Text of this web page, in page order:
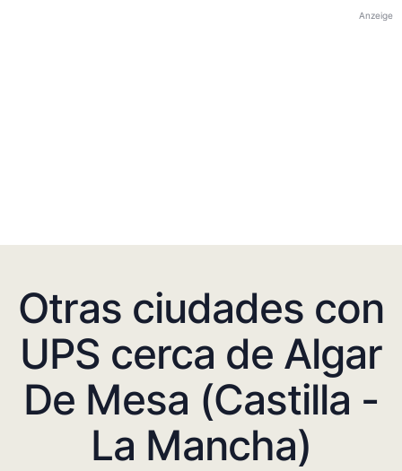
Anzeige
Otras ciudades con
UPS cerca de Algar
De Mesa (Castilla -
La Mancha)